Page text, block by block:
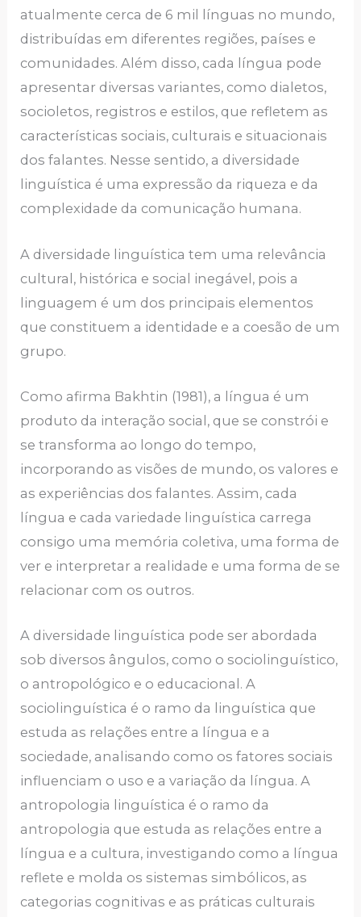
atualmente cerca de 6 mil línguas no mundo,
distribuídas em diferentes regiões, países e
comunidades. Além disso, cada língua pode
apresentar diversas variantes, como dialetos,
socioletos, registros e estilos, que refletem as
características sociais, culturais e situacionais
dos falantes. Nesse sentido, a diversidade
linguística é uma expressão da riqueza e da
complexidade da comunicação humana.
A diversidade linguística tem uma relevância
cultural, histórica e social inegável, pois a
linguagem é um dos principais elementos
que constituem a identidade e a coesão de um
grupo.
Como afirma Bakhtin (1981), a língua é um
produto da interação social, que se constrói e
se transforma ao longo do tempo,
incorporando as visões de mundo, os valores e
as experiências dos falantes. Assim, cada
língua e cada variedade linguística carrega
consigo uma memória coletiva, uma forma de
ver e interpretar a realidade e uma forma de se
relacionar com os outros.
A diversidade linguística pode ser abordada
sob diversos ângulos, como o sociolinguístico,
o antropológico e o educacional. A
sociolinguística é o ramo da linguística que
estuda as relações entre a língua e a
sociedade, analisando como os fatores sociais
influenciam o uso e a variação da língua. A
antropologia linguística é o ramo da
antropologia que estuda as relações entre a
língua e a cultura, investigando como a língua
reflete e molda os sistemas simbólicos, as
categorias cognitivas e as práticas culturais